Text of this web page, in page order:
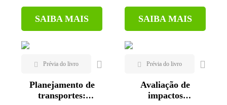
SAIBA MAIS SAIBA MAIS
Planejamento de
transportes:
Avaliação de
impactos